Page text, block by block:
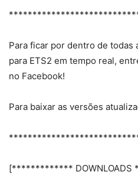
Para ficar por dentro de todas
para ETS2 em tempo real,
no Facebook!
Para baixar as versões
[*************